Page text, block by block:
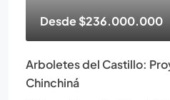
Desde$236.000.000
Arboletes del Castillo:
Chinchiná